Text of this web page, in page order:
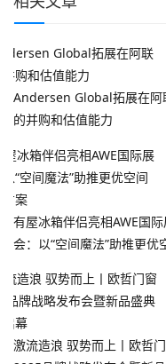
Andersen Global拓展在阿
的并购和估值能力
有屋冰箱伴侣亮相AWE国
会：以“空间魔法”助推更优
激流造浪 驭势而上丨欧哲